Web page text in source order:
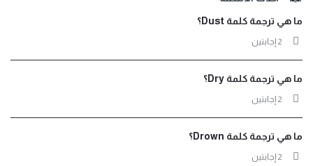
ما هي ترجمة كلمة Dust؟
‫2 إجابتين
ما هي ترجمة كلمة Dry؟
‫2 إجابتين
ما هي ترجمة كلمة Drown؟
‫2 إجابتين